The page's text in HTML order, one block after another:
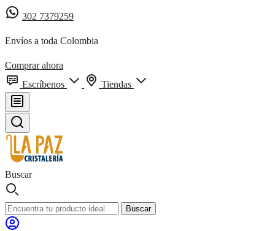
302 7379259
Envíos a toda Colombia
Comprar ahora
Escríbenos
Tiendas
Buscar
Buscar